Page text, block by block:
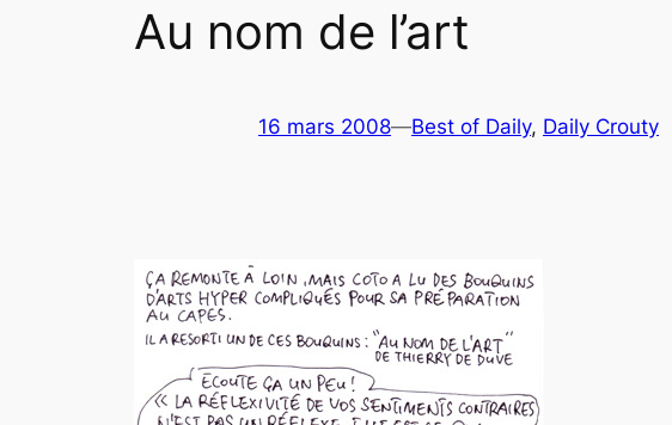
Au nom de l’art
16 mars 2008—Best of Daily, Daily Crouty